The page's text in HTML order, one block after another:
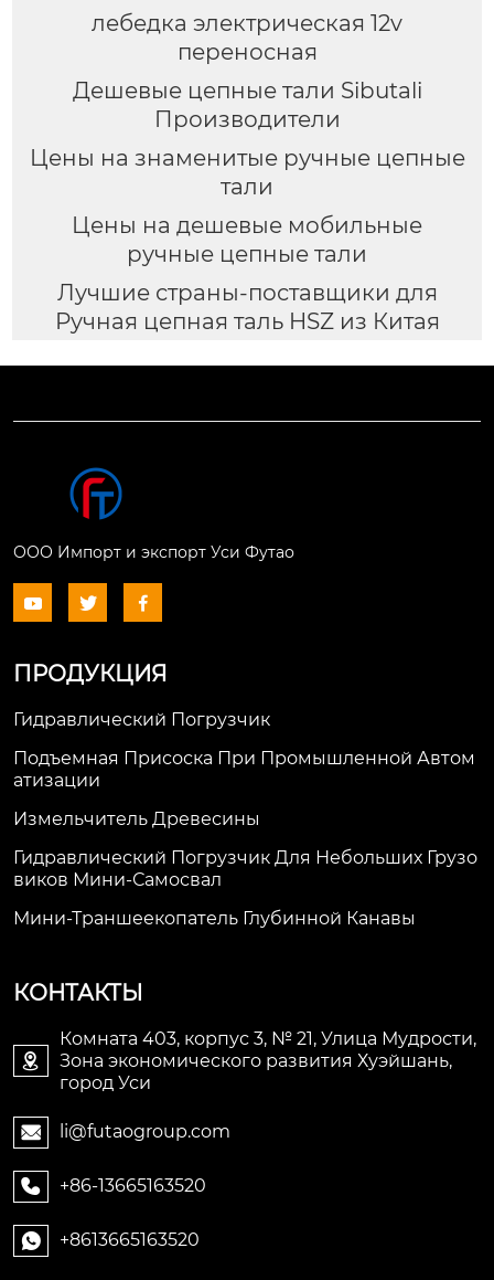
лебедка электрическая 12v
переносная
Дешевые цепные тали Sibutali
Производители
Цены на знаменитые ручные цепные
тали
Цены на дешевые мобильные
ручные цепные тали
Лучшие страны-поставщики для
Ручная цепная таль HSZ из Китая
ООО Импорт и экспорт Уси Футао
  
ПРОДУКЦИЯ
Гидравлический Погрузчик
Подъемная Присоска При Промышленной Автом
Атизации
Измельчитель Древесины
Гидравлический Погрузчик Для Небольших Грузо
Виков Мини-Самосвал
Мини-Траншеекопатель Глубинной Канавы
КОНТАКТЫ

Комната 403, корпус 3, № 21, Улица Мудрости,
Зона экономического развития Хуэйшань,
город Уси
 li@futaogroup.com
 +86-13665163520
 +8613665163520